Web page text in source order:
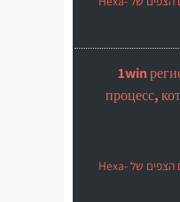
1win
процесс,
סיכום הניסוי ב'מקורות': בחינת הכיסויים הצפים של Hexa-